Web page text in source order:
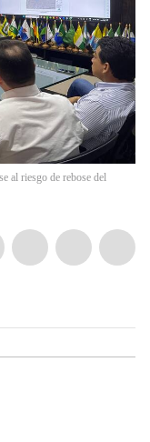
al riesgo de rebose del